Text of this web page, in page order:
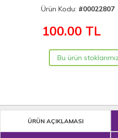
Ürün Kodu: #00022807
100.00 TL
Bu ürün
ÜRÜN AÇIKLAMASI